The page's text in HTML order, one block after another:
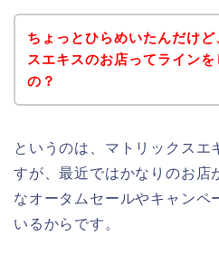
ちょっとひらめいたんだけど
スエキスのお店ってライン
の？
というのは、マトリックスエ
すが、最近ではかなりのお店
なオータムセールやキャンペ
いるからです。